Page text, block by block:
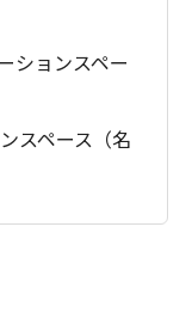
ションスペー
スペース（名